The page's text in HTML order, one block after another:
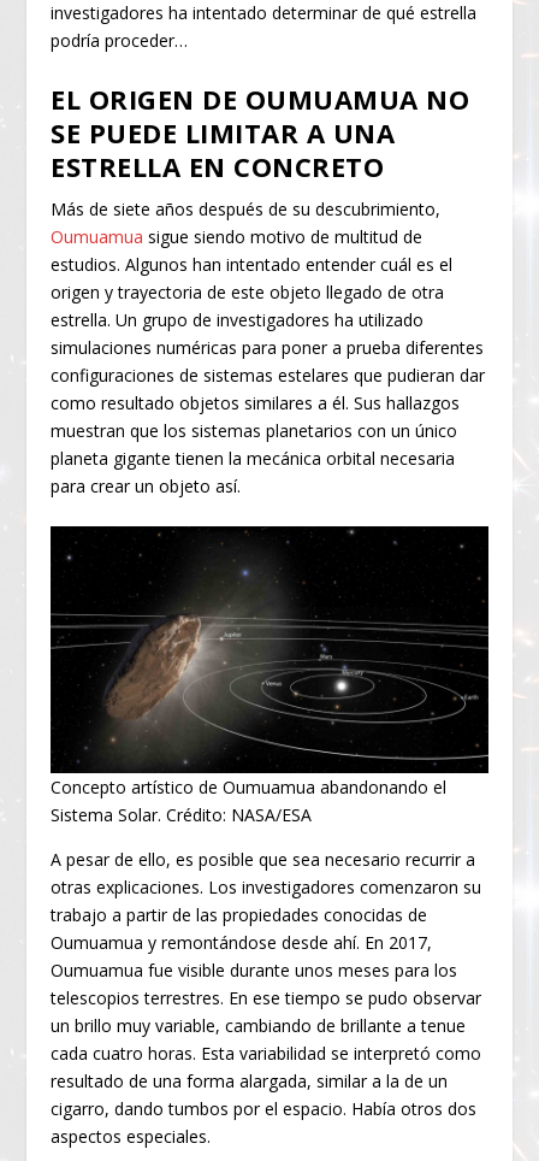
investigadores ha intentado determinar de qué estrella
podría proceder…
EL ORIGEN DE OUMUAMUA NO
SE PUEDE LIMITAR A UNA
ESTRELLA EN CONCRETO
Más de siete años después de su descubrimiento,
Oumuamua sigue siendo motivo de multitud de
estudios. Algunos han intentado entender cuál es el
origen y trayectoria de este objeto llegado de otra
estrella. Un grupo de investigadores ha utilizado
simulaciones numéricas para poner a prueba diferentes
configuraciones de sistemas estelares que pudieran dar
como resultado objetos similares a él. Sus hallazgos
muestran que los sistemas planetarios con un único
planeta gigante tienen la mecánica orbital necesaria
para crear un objeto así.
Concepto artístico de Oumuamua abandonando el
Sistema Solar. Crédito: NASA/ESA
A pesar de ello, es posible que sea necesario recurrir a
otras explicaciones. Los investigadores comenzaron su
trabajo a partir de las propiedades conocidas de
Oumuamua y remontándose desde ahí. En 2017,
Oumuamua fue visible durante unos meses para los
telescopios terrestres. En ese tiempo se pudo observar
un brillo muy variable, cambiando de brillante a tenue
cada cuatro horas. Esta variabilidad se interpretó como
resultado de una forma alargada, similar a la de un
cigarro, dando tumbos por el espacio. Había otros dos
aspectos especiales.